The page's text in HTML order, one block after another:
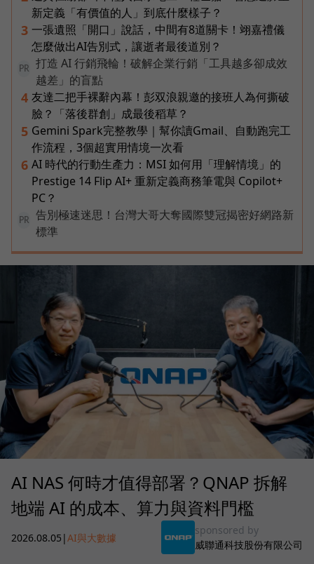
新定義「有價值的人」到底什麼樣子？
3 一張遺照「開口」說話，中間有8道關卡！翊嘉禮儀
怎麼做出AI告別式，讓逝者最後道別？
PR
打造 AI 行銷飛輪！破解企業行銷「工具越多卻成效
越差」的盲點
4 友達二把手裸辭內幕！彭双浪親邀的接班人為何撕破
臉？「落後群創」成最後稻草？
5 Gemini Spark完整教學｜幫你讀Gmail、自動跑完工
作流程，3個超實用情境一次看
6 AI 時代的行動生產力：MSI 如何用「理解情境」的
Prestige 14 Flip AI+ 重新定義商務筆電與 Copilot+
PC？
PR
告別極速迷思！台灣大哥大奪國際雙冠揭密好網路新
標準
AI NAS 何時才值得部署？QNAP 拆解
地端 AI 的成本、算力與資料門檻
2026.08.05 |AI與大數據
sponsored by
威聯通科技股份有限公司